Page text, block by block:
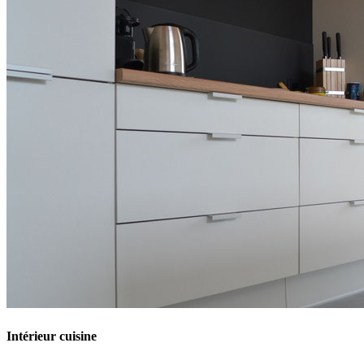
Intérieur cuisine